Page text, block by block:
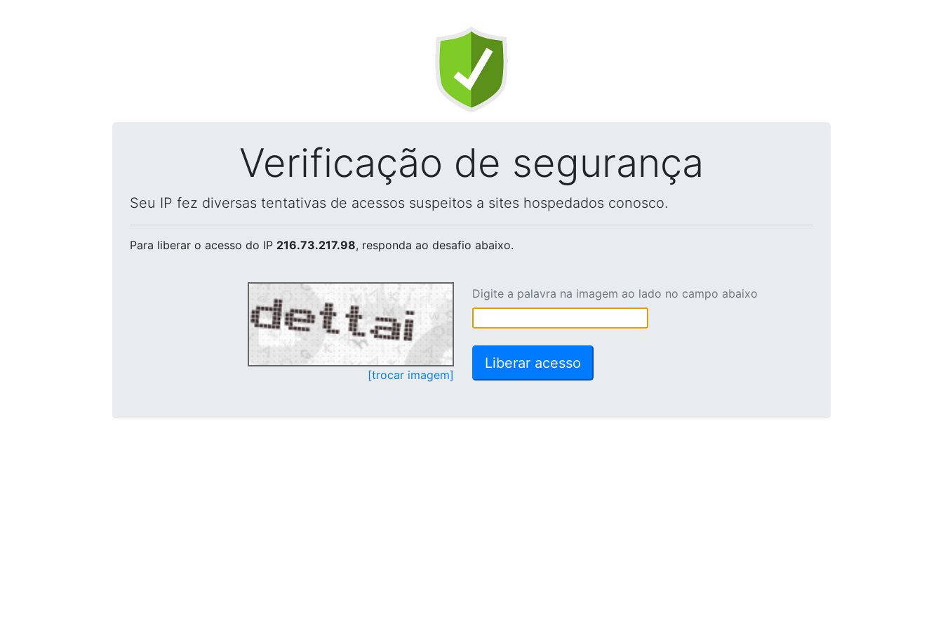
Verificação de segurança
Seu IP fez diversas tentativas de acessos suspeitos a sites hospedados conosco.
Para liberar o acesso do IP 216.73.217.98, responda ao desafio abaixo.
[trocar imagem]
Digite a palavra na imagem ao lado no campo abaixo